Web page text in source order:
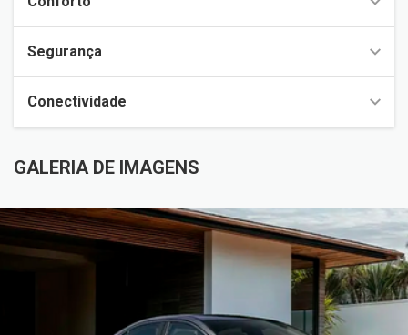
Segurança
Conectividade
GALERIA DE IMAGENS